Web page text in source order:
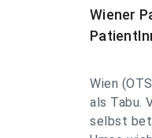
Wiener
Wien
als Tabu.
selbst